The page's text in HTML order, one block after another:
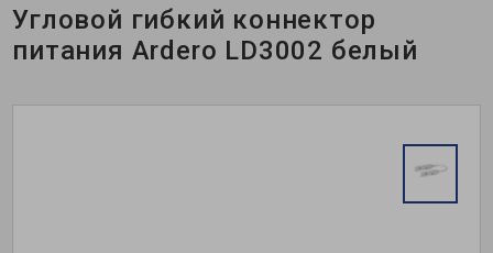
Угловой гибкий коннектор
питания Ardero LD3002 белый